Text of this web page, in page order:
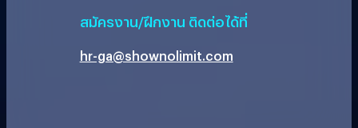
สมัครงาน/ฝึกงาน ติดต่อได้ที่
hr-ga@shownolimit.com